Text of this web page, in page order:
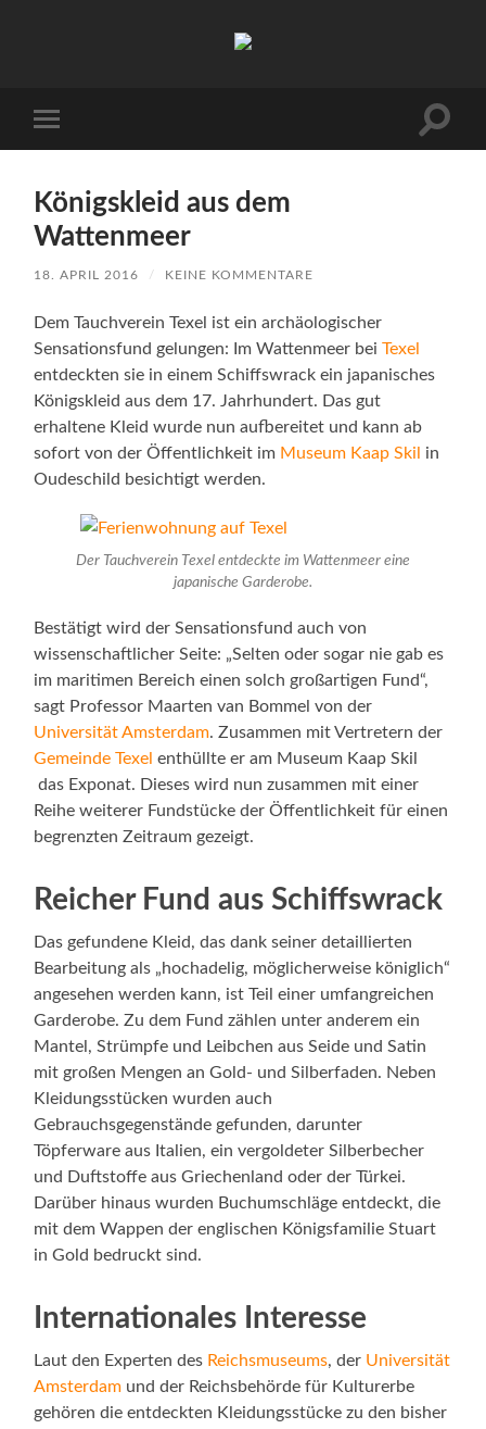
Familie
Menü
Königskleid aus dem
Wattenmeer
18. APRIL 2016 / KEINE KOMMENTARE
Dem Tauchverein Texel ist ein archäologischer
Sensationsfund gelungen: Im Wattenmeer beiTexel
entdeckten sie in einem Schiffswrack ein japanisches
Königskleid aus dem 17. Jahrhundert. Das gut
erhaltene Kleid wurde nun aufbereitet und kann ab
sofort von der Öffentlichkeit im Museum Kaap Skil in
Oudeschild besichtigt werden.
Der Tauchverein Texel entdeckte im Wattenmeer eine
japanische Garderobe.
Bestätigt wird der Sensationsfund auch von
wissenschaftlicher Seite: „Selten oder sogar nie gab es
im maritimen Bereich einen solch großartigen Fund“,
sagt Professor Maarten van Bommel von der
Universität Amsterdam. Zusammen mit Vertretern der
Gemeinde Texelenthüllte er am Museum Kaap Skil
das Exponat. Dieses wird nun zusammen mit einer
Reihe weiterer Fundstücke der Öffentlichkeit für einen
begrenzten Zeitraum gezeigt.
Reicher Fund aus Schiffswrack
Das gefundene Kleid, das dank seiner detaillierten
Bearbeitung als „hochadelig, möglicherweise königlich“
angesehen werden kann, ist Teil einer umfangreichen
Garderobe. Zu dem Fund zählen unter anderem ein
Mantel, Strümpfe und Leibchen aus Seide und Satin
mit großen Mengen an Gold- und Silberfaden. Neben
Kleidungsstücken wurden auch
Gebrauchsgegenstände gefunden, darunter
Töpferware aus Italien, ein vergoldeter Silberbecher
und Duftstoffe aus Griechenland oder der Türkei.
Darüber hinaus wurden Buchumschläge entdeckt, die
mit dem Wappen der englischen Königsfamilie Stuart
in Gold bedruckt sind.
Internationales Interesse
Laut den Experten des Reichsmuseums, der Universität
Amsterdam und der Reichsbehörde für Kulturerbe
gehören die entdeckten Kleidungsstücke zu den bisher